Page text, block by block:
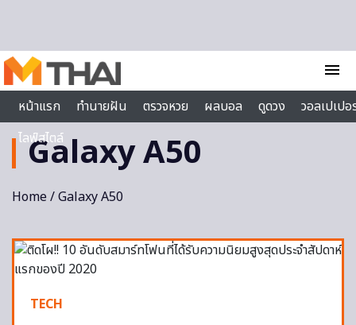
menu
หน้าแรก
ทำนายฝัน ตรวจหวย ผลบอล ดูดวง
วอลเปเป
ไลฟ์สไตล์
Galaxy A50
Home/ Galaxy A50
TECH